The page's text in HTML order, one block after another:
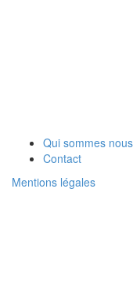
Qui sommes
Contact
Mentions légales